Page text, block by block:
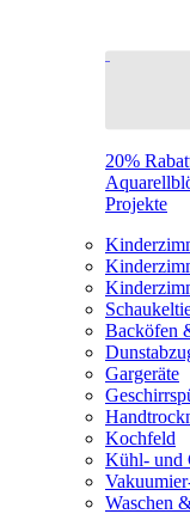
20%
Projekte
Backöfen
Gargeräte
Kochfeld
Kühl- und
Waschen